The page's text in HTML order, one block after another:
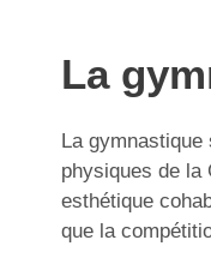
La
La
physiques de la
esthétique
que la